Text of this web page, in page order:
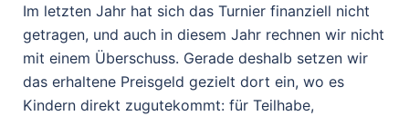
Im letzten Jahr hat sich das Turnier finanziell nicht
getragen, und auch in diesem Jahr rechnen wir nicht
mit einem Überschuss. Gerade deshalb setzen wir
das erhaltene Preisgeld gezielt dort ein, wo es
Kindern direkt zugutekommt: für Teilhabe,